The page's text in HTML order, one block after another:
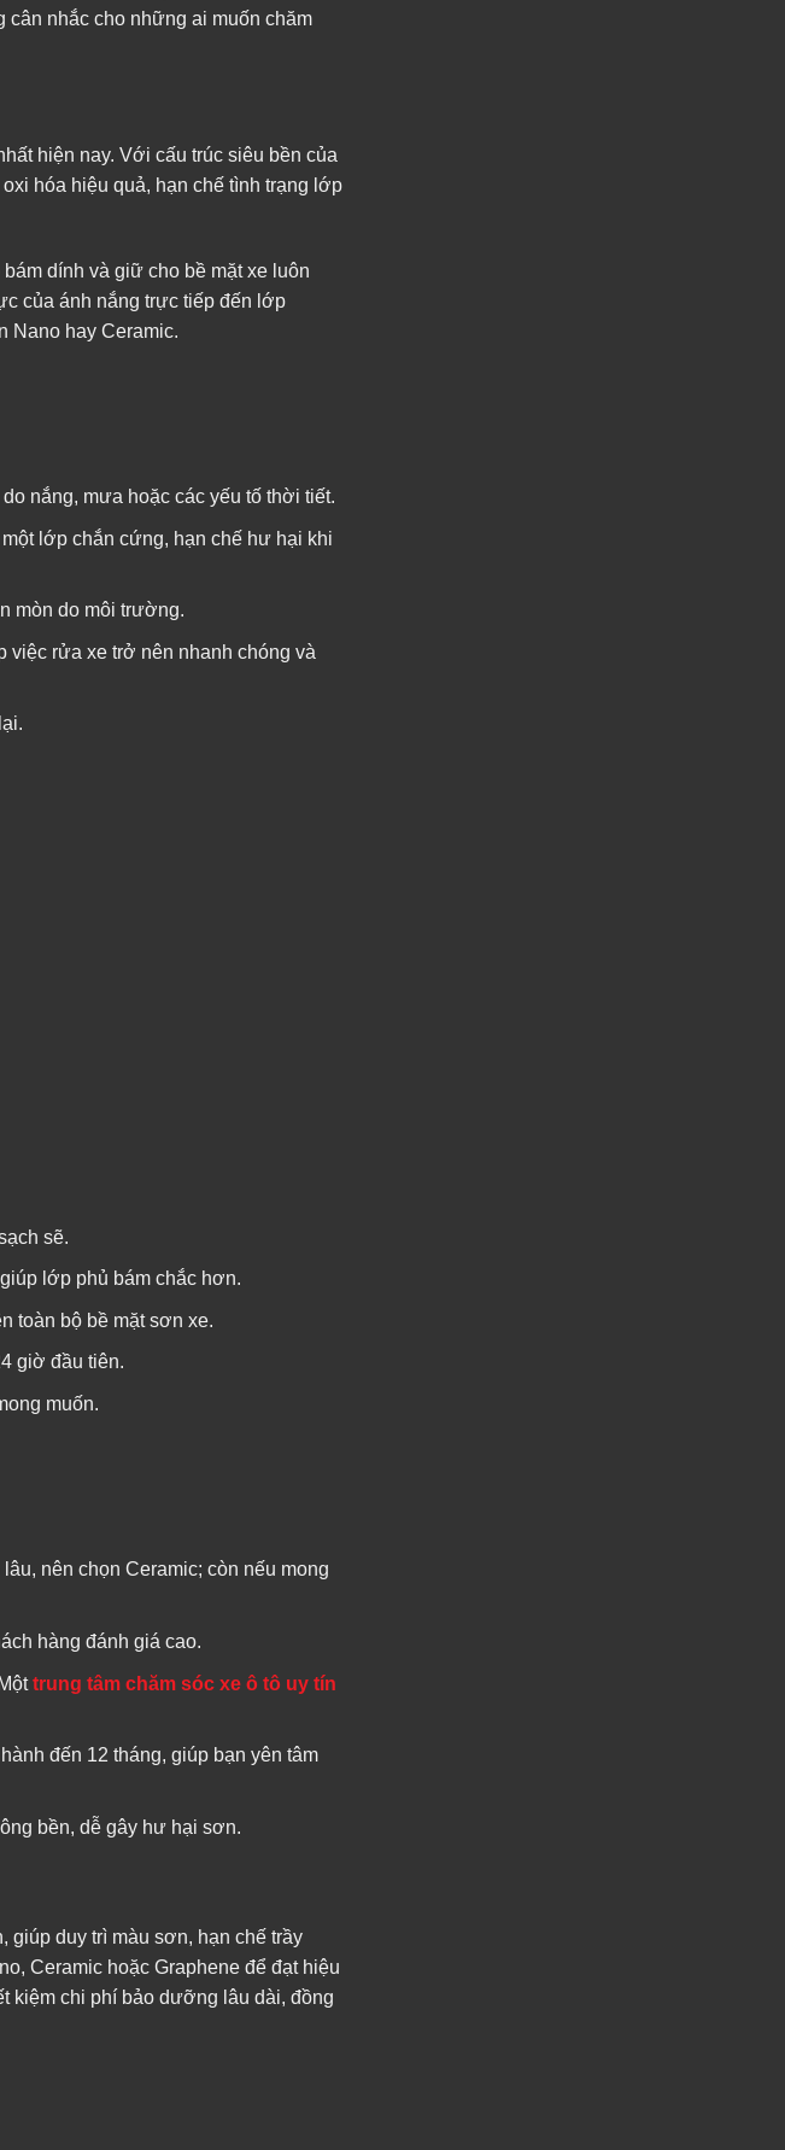
cân nhắc cho những ai muốn chăm
hiện nay. Với cấu trúc siêu bền của
hóa hiệu quả, hạn chế tình trạng lớp
dính và giữ cho bề mặt xe luôn
của ánh nắng trực tiếp đến lớp
Nano hay Ceramic.
nắng, mưa hoặc các yếu tố thời tiết.
lớp chắn cứng, hạn chế hư hại khi
mòn do môi trường.
việc rửa xe trở nên nhanh chóng và
hàng đánh giá cao.
trung tâm chăm sóc xe ô tô uy tín
đến 12 tháng, giúp bạn yên tâm
bền, dễ gây hư hại sơn.
duy trì màu sơn, hạn chế trầy
chi phí bảo dưỡng lâu dài, đồng